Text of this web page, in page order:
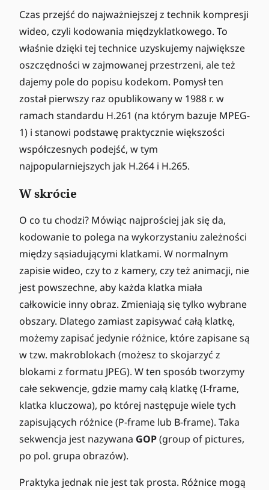
Czas przejść do najważniejszej z technik kompresji
wideo, czyli kodowania międzyklatkowego. To
właśnie dzięki tej technice uzyskujemy największe
oszczędności w zajmowanej przestrzeni, ale też
dajemy pole do popisu kodekom. Pomysł ten
został pierwszy raz opublikowany w 1988 r. w
ramach standardu H.261 (na którym bazuje MPEG-
1) i stanowi podstawę praktycznie większości
współczesnych podejść, w tym
najpopularniejszych jak H.264 i H.265.
W skrócie
O co tu chodzi? Mówiąc najprościej jak się da,
kodowanie to polega na wykorzystaniu zależności
między sąsiadującymi klatkami. W normalnym
zapisie wideo, czy to z kamery, czy też animacji, nie
jest powszechne, aby każda klatka miała
całkowicie inny obraz. Zmieniają się tylko wybrane
obszary. Dlatego zamiast zapisywać całą klatkę,
możemy zapisać jedynie różnice, które zapisane są
w tzw. makroblokach (możesz to skojarzyć z
blokami z formatu JPEG). W ten sposób tworzymy
całe sekwencje, gdzie mamy całą klatkę (I-frame,
klatka kluczowa), po której następuje wiele tych
zapisujących różnice (P-frame lub B-frame). Taka
sekwencja jest nazywana GOP(group of pictures,
po pol. grupa obrazów).
Praktyka jednak nie jest tak prosta. Różnice mogą